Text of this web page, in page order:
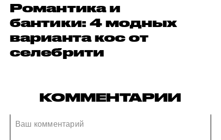
Романтика и
бантики: 4 модных
варианта кос от
селебрити
КОММЕНТАРИИ